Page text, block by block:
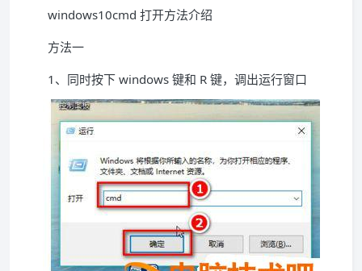
windows10cmd 打开方法介绍
方法一
1、同时按下 windows 键和 R 键，调出运行窗口